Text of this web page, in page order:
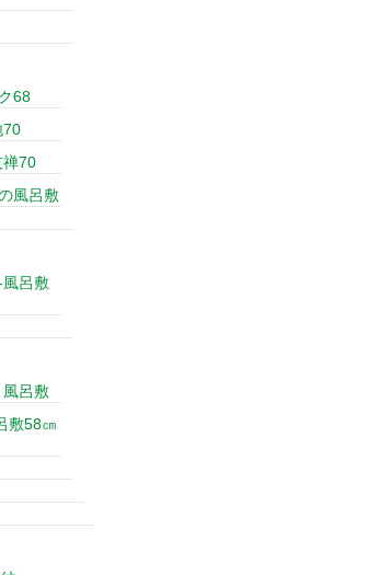
68
70
禅70
風呂敷
風呂敷
風呂敷
敷58㎝